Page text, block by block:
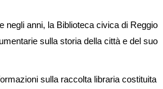
negli anni, la Biblioteca civica di Reggio
sulla storia della città e del suo
sulla raccolta libraria costituita